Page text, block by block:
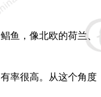
鱼，像北欧的荷兰、
率很高。从这个角度